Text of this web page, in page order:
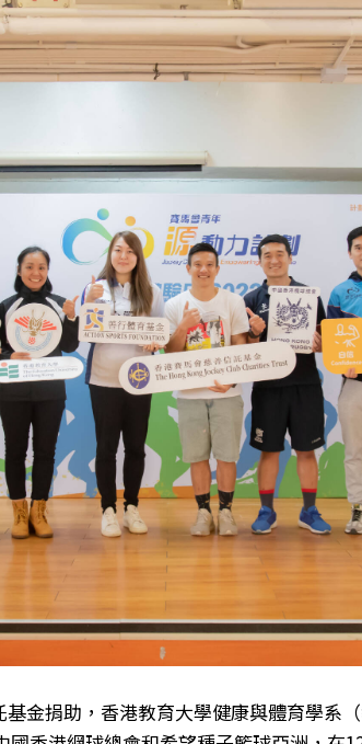
金捐助，香港教育大學健康與體育學系